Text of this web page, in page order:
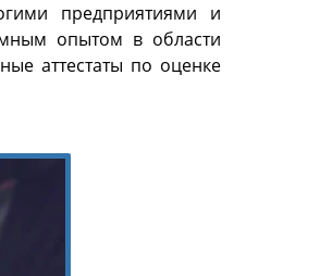
предприятиями и
опытом в области
аттестаты по оценке